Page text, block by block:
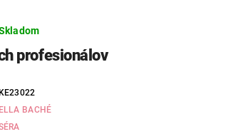
profesionálov
KE23022
ELLA BACHÉ